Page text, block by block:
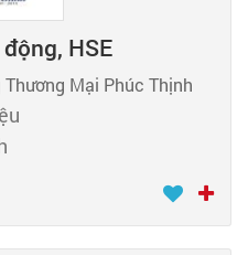
HSE
Thương Mại Phúc Thịnh